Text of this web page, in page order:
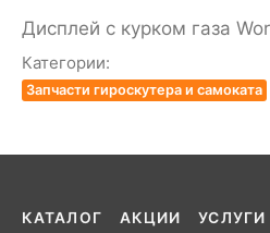
Дисплей с курком газа
Категории:
Запчасти гироскутера и самоката
КАТАЛОГ АКЦИИ УСЛУГИ